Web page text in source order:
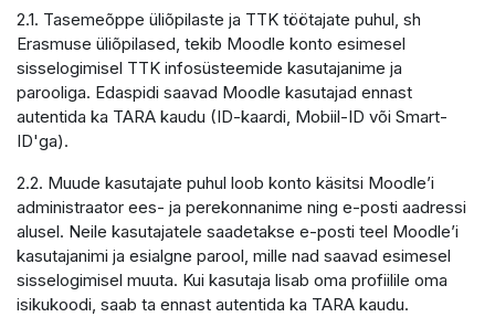
2.1. Tasemeõppe üliõpilaste ja TTK töötajate puhul, sh
Erasmuse üliõpilased, tekib Moodle konto esimesel
sisselogimisel TTK infosüsteemide kasutajanime ja
parooliga. Edaspidi saavad Moodle kasutajad ennast
autentida ka TARA kaudu (ID-kaardi, Mobiil-ID või Smart-
ID'ga).
2.2. Muude kasutajate puhul loob konto käsitsi Moodle’i
administraator ees- ja perekonnanime ning e-posti aadressi
alusel. Neile kasutajatele saadetakse e-posti teel Moodle’i
kasutajanimi ja esialgne parool, mille nad saavad esimesel
sisselogimisel muuta. Kui kasutaja lisab oma profiilile oma
isikukoodi, saab ta ennast autentida ka TARA kaudu.